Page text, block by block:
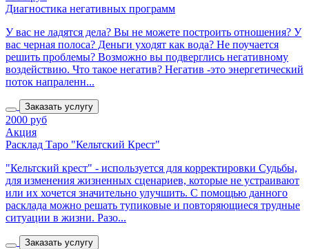
Диагностика негативных программ
У вас не ладятся дела? Вы не можете построить отношения? У
вас черная полоса? Деньги уходят как вода? Не поучается
решить проблемы? Возможно вы подверглись негативному
воздействию. Что такое негатив? Негатив -это энергетический
поток напраленн...
Заказать услугу
2000 руб
Акция
Расклад Таро "Кельтский Крест"
"Кельтский крест" - используется для корректировки Судьбы,
для изменения жизненных сценариев, которые не устраивают
или их хочется значительно улучшить. С помощью данного
расклада можно решать тупиковые и повторяющиеся трудные
ситуации в жизни. Разо...
Заказать услугу